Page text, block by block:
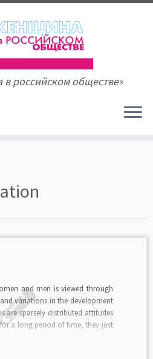
российском обществе»
and men is viewed through
variations in the development
are sparsely distributed attitudes
a long period of time, they just